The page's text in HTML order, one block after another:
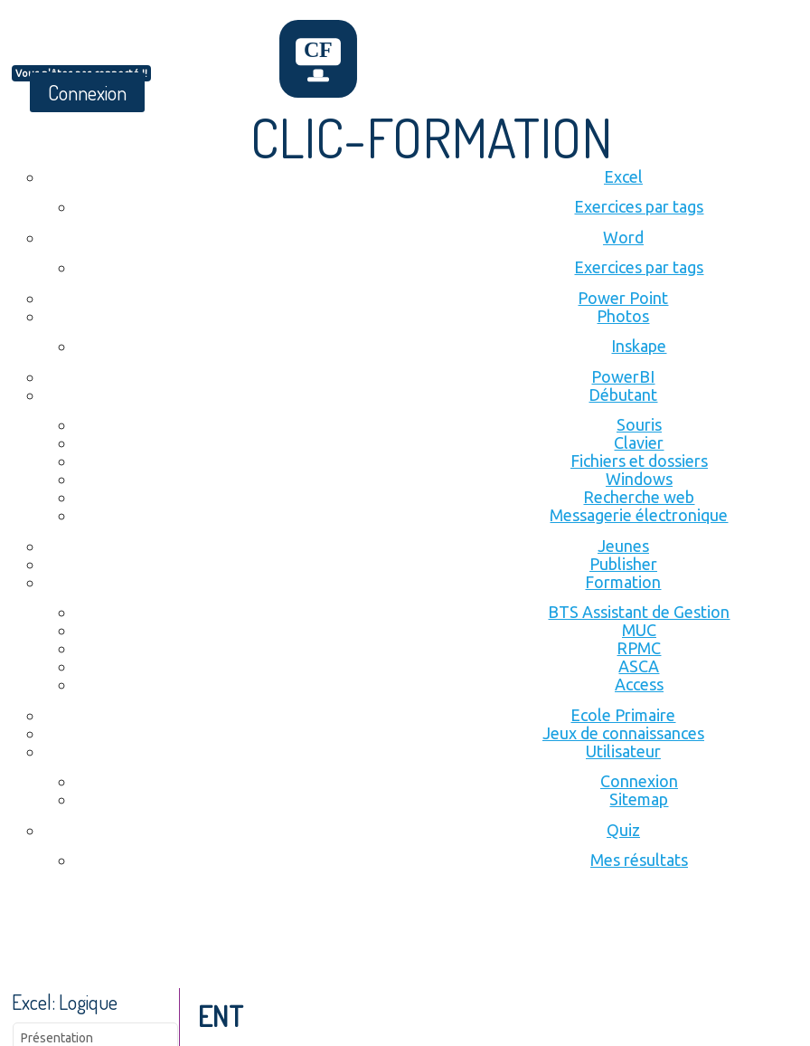
Vous n'êtes pas connecté !!
Connexion
CLIC-FORMATION
Excel
Exercices par tags
Word
Exercices par tags
Power Point
Photos
Inskape
PowerBI
Débutant
Souris
Clavier
Fichiers et dossiers
Windows
Recherche web
Messagerie électronique
Jeunes
Publisher
Formation
BTS Assistant de Gestion
MUC
RPMC
ASCA
Access
Ecole Primaire
Jeux de connaissances
Utilisateur
Connexion
Sitemap
Quiz
Mes résultats
Excel: Logique
Présentation
ENT